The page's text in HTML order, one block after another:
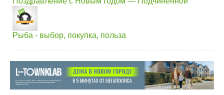
Рыба - выбор, покупка, польза